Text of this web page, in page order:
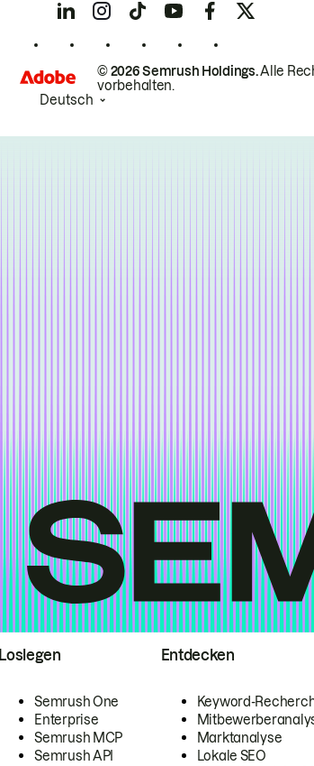
Loslegen
Semrush One
Enterprise
Semrush MCP
Semrush API
Entdecken
Keyword-
Marktanalyse
Lokale SEO
© 2026 Semrush Holdings.Alle
vorbehalten.
Deutsch